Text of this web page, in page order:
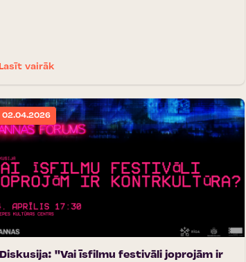
Lasīt vairāk
02.04.2026
Diskusija: ''Vai īsfilmu festivāli joprojām ir